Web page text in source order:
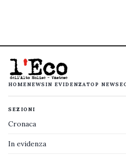
HOMENEWS IN EVIDENZATOP NEWS
SEZIONI
Cronaca
In evidenza